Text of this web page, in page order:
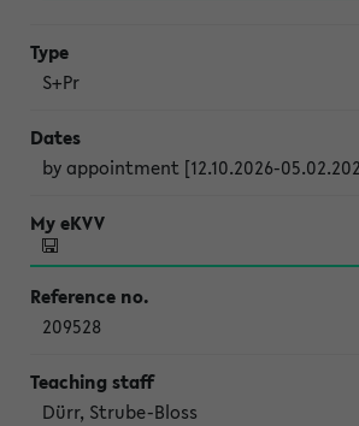
S+Pr
by appointment [12.10.2026-
209528
Dürr, Strube-Bloss